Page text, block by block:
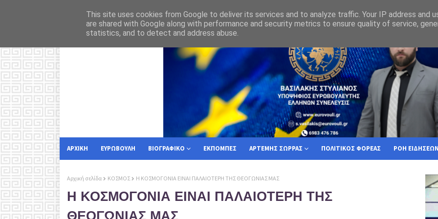
ΑΣΦΑΛΕΙΑ Αυταρχικό όχι στον αυτοπεριορισμό των κρατών της Ε.Ε , ως πρός την στρατιωτική τους
ΑΡΧΙΚΗ ΕΥΡΩΒΟΥΛΗ ΒΙΟΓΡΑΦΙΚΟ ΕΚΠΟΜΠΕΣ ΑΡΤΕΜΗΣ ΣΩΡΡΑΣ ΠΟΛΙΤΙΚΟΣ ΦΟΡΕΑΣ ΡΟΗ ΕΙΔΗΣΕΩΝ
Αρχική σελίδα ΚΟΣΜΟΣ Η ΚΟΣΜΟΓΟΝΙΑ ΕΙΝΑΙ ΠΑΛΑΙΟΤΕΡΗ ΤΗΣ ΘΕΟΓΩΝΙΑΣ ΜΑΣ
Η ΚΟΣΜΟΓΟΝΙΑ ΕΙΝΑΙ ΠΑΛΑΙΟΤΕΡΗ ΤΗΣ
This site uses cookies from Google to deliver its services and to analyze traffic. Your IP address and
are shared with Google along with performance and security metrics to ensure quality of service,
statistics, and to detect and address abuse.